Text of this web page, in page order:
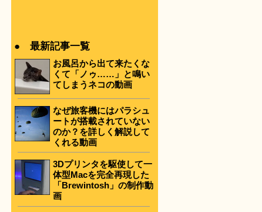
● 最新記事一覧
お風呂から出て来たくな
くて「ノゥ……」と鳴い
てしまうネコの動画
なぜ旅客機にはパラシュ
ートが搭載されていない
のか？を詳しく解説して
くれる動画
3Dプリンタを駆使して一
体型Macを完全再現した
「Brewintosh」の制作動
画